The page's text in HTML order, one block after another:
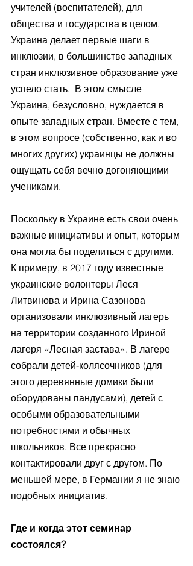
учителей (воспитателей), для
общества и государства в целом.
Украина делает первые шаги в
инклюзии, в большинстве западных
стран инклюзивное образование уже
успело стать.  В этом смысле
Украина, безусловно, нуждается в
опыте западных стран. Вместе с тем,
в этом вопросе (собственно, как и во
многих других) украинцы не должны
ощущать себя вечно догоняющими
учениками.
Поскольку в Украине есть свои очень
важные инициативы и опыт, которым
она могла бы поделиться с другими.
К примеру, в 2017 году известные
украинские волонтеры Леся
Литвинова и Ирина Сазонова
организовали инклюзивный лагерь
на территории созданного Ириной
лагеря «Лесная застава». В лагере
собрали детей-колясочников (для
этого деревянные домики были
оборудованы пандусами), детей с
особыми образовательными
потребностями и обычных
школьников. Все прекрасно
контактировали друг с другом. По
меньшей мере, в Германии я не знаю
подобных инициатив.
Где и когда этот семинар
состоялся?